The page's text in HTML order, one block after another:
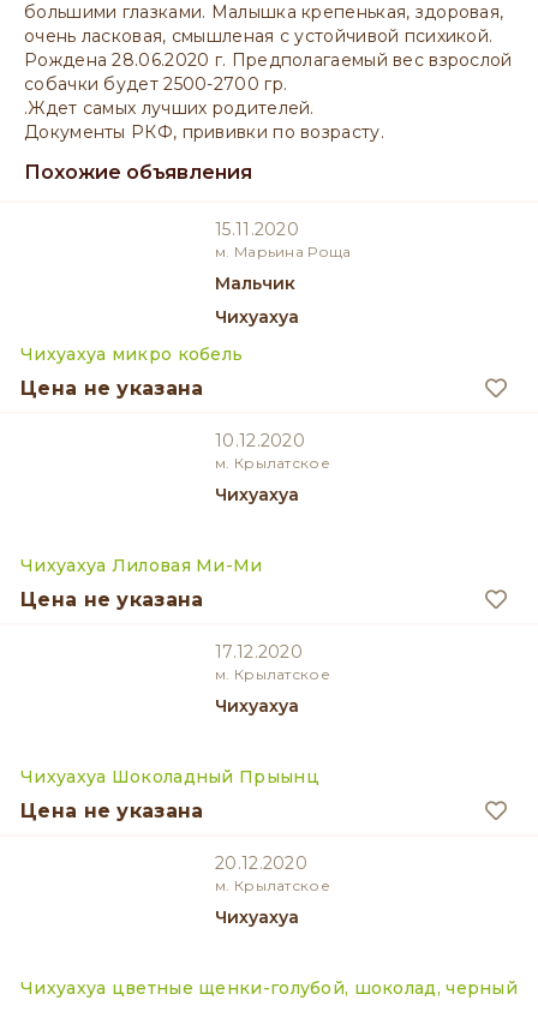
большими глазками. Малышка крепенькая, здоровая,
очень ласковая, смышленая с устойчивой психикой.
Рождена 28.06.2020 г. Предполагаемый вес взрослой
собачки будет 2500-2700 гр.
.Ждет самых лучших родителей.
Документы РКФ, прививки по возрасту.
Похожие объявления
15.11.2020
м. Марьина Роща
мальчик
Чихуахуа
Чихуахуа микро кобель
Цена не указана
10.12.2020
м. Крылатское
Чихуахуа
Чихуахуа Лиловая Ми-Ми
Цена не указана
17.12.2020
м. Крылатское
Чихуахуа
Чихуахуа Шоколадный Прыынц
Цена не указана
20.12.2020
м. Крылатское
Чихуахуа
Чихуахуа цветные щенки-голубой, шоколад, черный